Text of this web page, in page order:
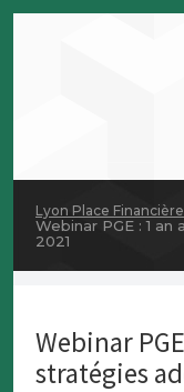
Lyon Place Financière
Webinar PGE : 1
2021
Webinar
stratégies